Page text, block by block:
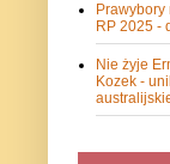
RP 2025 -
Nie żyje
Kozek -